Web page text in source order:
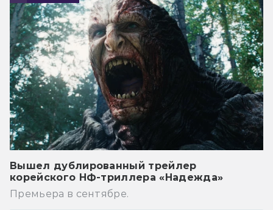
Вышел дублированный трейлер
корейского НФ-триллера «Надежда»
Премьера в сентябре.